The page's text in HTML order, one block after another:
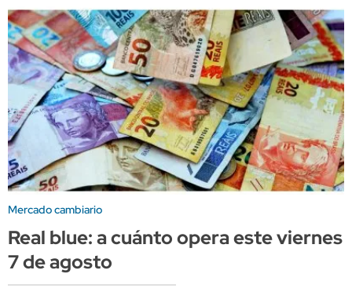
Mercado cambiario
Real blue: a cuánto opera este viernes
7 de agosto